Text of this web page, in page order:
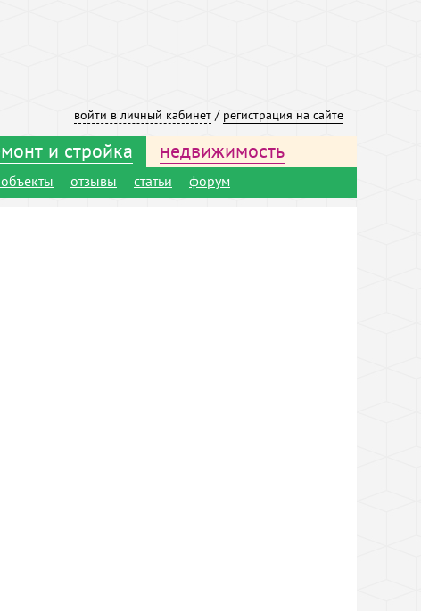
войти в личный кабинет / регистрация на сайте
и стройка недвижимость
отзывы статьи форум